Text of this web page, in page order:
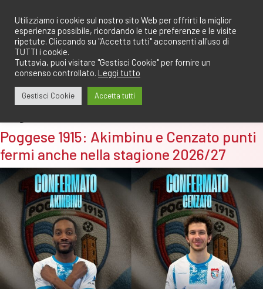
contenuto
Poggese 1915: Akimbinu e Cenzato punti
fermi anche nella stagione 2026/27
Utilizziamo i cookie sul nostro sito Web per offrirti la miglior
esperienza possibile, ricordando le tue preferenze e le visite
ripetute. Cliccando su "Accetta tutti" acconsenti all'uso di
TUTTI i cookie.
Tuttavia, puoi visitare "Gestisci Cookie" per fornire un
consenso controllato. Leggi tutto
Gestisci Cookie Accetta tutti